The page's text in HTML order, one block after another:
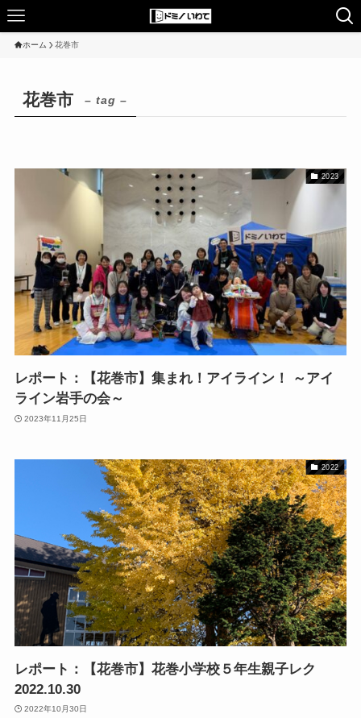
ホーム 花巻市
花巻市 – tag –
2023
レポート：【花巻市】集まれ！アイライン！ ～アイ
ライン岩手の会～
2023年11月25日
2022
レポート：【花巻市】花巻小学校５年生親子レク
2022.10.30
2022年10月30日